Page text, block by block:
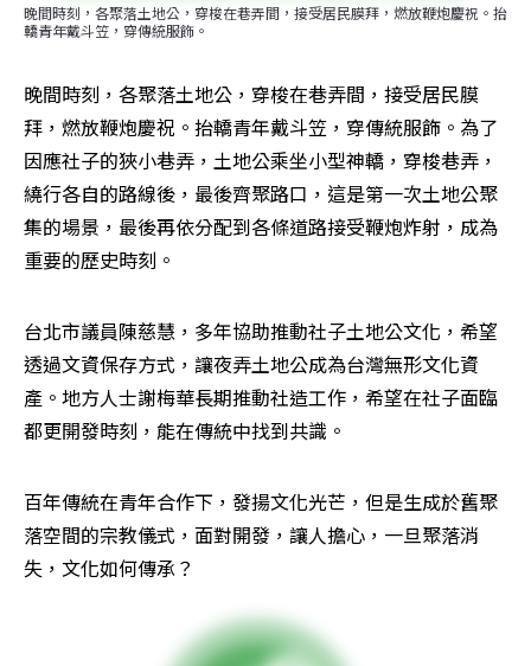
晚間時刻，各聚落土地公，穿梭在巷弄間，接受居民膜拜，燃放鞭炮慶祝。抬
轎青年戴斗笠，穿傳統服飾。
晚間時刻，各聚落土地公，穿梭在巷弄間，接受居民膜
拜，燃放鞭炮慶祝。抬轎青年戴斗笠，穿傳統服飾。為了
因應社子的狹小巷弄，土地公乘坐小型神轎，穿梭巷弄，
繞行各自的路線後，最後齊聚路口，這是第一次土地公聚
集的場景，最後再依分配到各條道路接受鞭炮炸射，成為
重要的歷史時刻。
台北市議員陳慈慧，多年協助推動社子土地公文化，希望
透過文資保存方式，讓夜弄土地公成為台灣無形文化資
產。地方人士謝梅華長期推動社造工作，希望在社子面臨
都更開發時刻，能在傳統中找到共識。
百年傳統在青年合作下，發揚文化光芒，但是生成於舊聚
落空間的宗教儀式，面對開發，讓人擔心，一旦聚落消
失，文化如何傳承？